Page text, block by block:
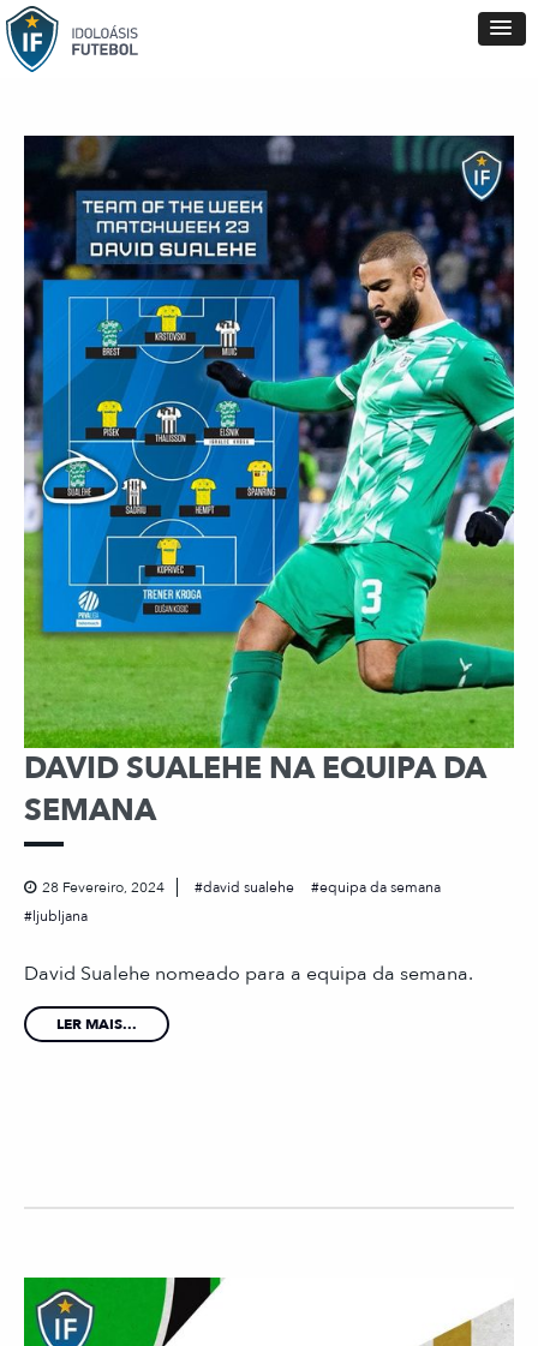
DAVID SUALEHE NA EQUIPA DA
SEMANA
28 Fevereiro, 2024 david sualehe
equipa da semana
ljubljana
David Sualehe nomeado para a equipa da semana.
LER MAIS...